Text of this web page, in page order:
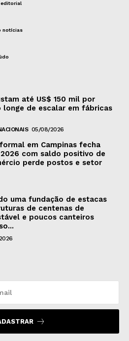
editorial
notícias
até US$ 150 mil por
longe de escalar em fábricas
05/08/2026
em Campinas fecha
com saldo positivo de
perde postos e setor
uma fundação de estacas
de centenas de
e poucos canteiros